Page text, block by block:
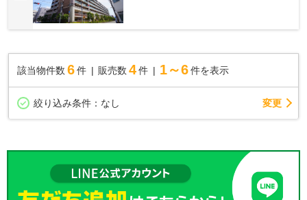
該当物件数 6件 販売数 4 件 1～6 件を表示
絞り込み条件： なし 変更